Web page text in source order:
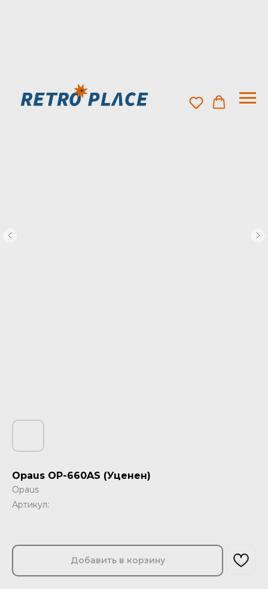
Opaus OP-660AS (Уценен)
Opaus
Артикул:
Добавить в корзину